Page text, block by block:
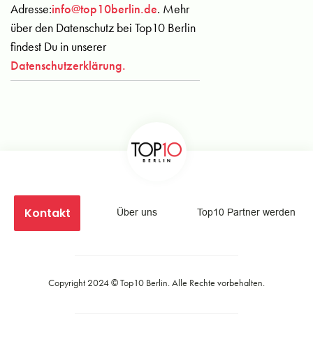
Adresse:info@top10berlin.de. Mehr
über den Datenschutz bei Top10 Berlin
findest Du in unserer
Datenschutzerklärung.
Kontakt Über uns Top10 Partner werden
Copyright 2024 ©Top10 Berlin. Alle Rechte vorbehalten.